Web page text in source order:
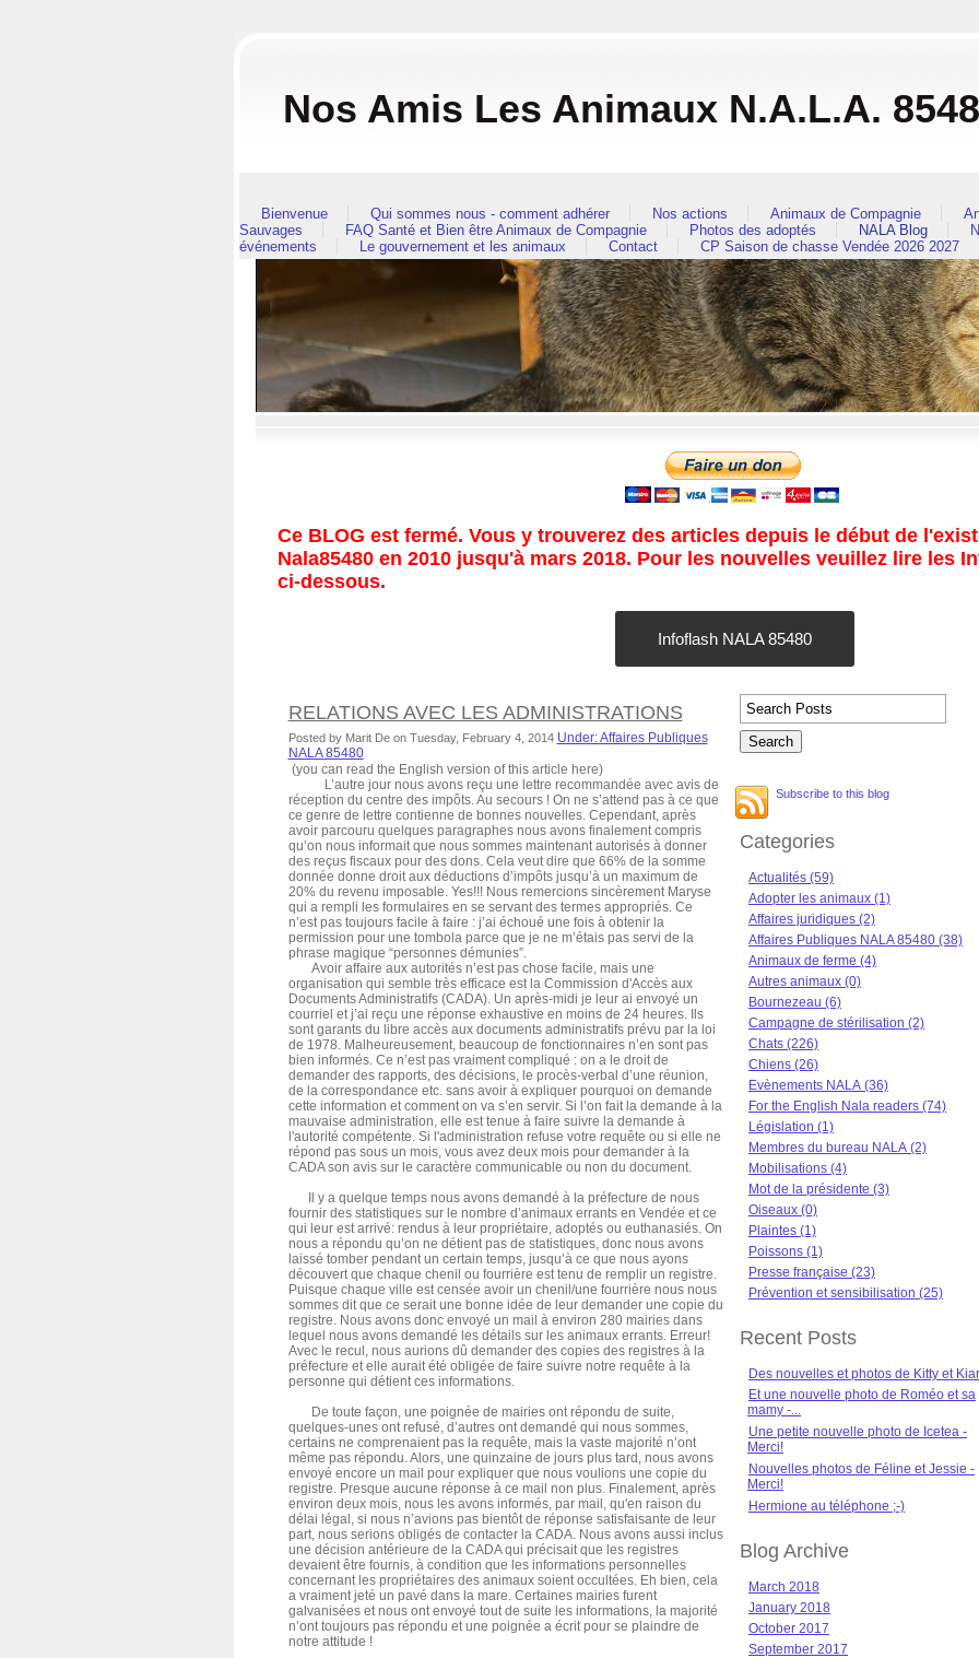
Nos Amis Les Animaux N.A.L.A.
Bienvenue Qui sommes nous - comment adhérer Nos actions Animaux de Compagnie
Sauvages
FAQ Santé et Bien être Animaux de Compagnie Photos des adoptés NALA Blog
événements
Le gouvernement et les animaux Contact CP Saison de chasse Vendée 2026 2027
Ce BLOG est fermé. Vous y trouverez des articles depuis le début de
Nala85480 en 2010 jusqu'à mars 2018. Pour les nouvelles veuillez lire les
ci-dessous.
Infoflash NALA 85480
RELATIONS AVEC LES ADMINISTRATIONS
Posted by Marit De on Tuesday, February 4, 2014 Under: Affaires Publiques
NALA 85480
(you can read the English version of this article here)
L’autre jour nous avons reçu une lettre recommandée avec avis de
réception du centre des impôts. Au secours ! On ne s’attend pas à ce que
ce genre de lettre contienne de bonnes nouvelles. Cependant, après
avoir parcouru quelques paragraphes nous avons finalement compris
qu’on nous informait que nous sommes maintenant autorisés à donner
des reçus fiscaux pour des dons. Cela veut dire que 66% de la somme
donnée donne droit aux déductions d’impôts jusqu’à un maximum de
20% du revenu imposable. Yes!!! Nous remercions sincèrement Maryse
qui a rempli les formulaires en se servant des termes appropriés. Ce
n’est pas toujours facile à faire : j’ai échoué une fois à obtenir la
permission pour une tombola parce que je ne m’étais pas servi de la
phrase magique “personnes démunies”.
Avoir affaire aux autorités n’est pas chose facile, mais une
organisation qui semble très efficace est la Commission d'Accès aux
Documents Administratifs (CADA). Un après-midi je leur ai envoyé un
courriel et j’ai reçu une réponse exhaustive en moins de 24 heures. Ils
sont garants du libre accès aux documents administratifs prévu par la loi
de 1978. Malheureusement, beaucoup de fonctionnaires n’en sont pas
bien informés. Ce n’est pas vraiment compliqué : on a le droit de
demander des rapports, des décisions, le procès-verbal d’une réunion,
de la correspondance etc. sans avoir à expliquer pourquoi on demande
cette information et comment on va s’en servir. Si l’on fait la demande à la
mauvaise administration, elle est tenue à faire suivre la demande à
l'autorité compétente. Si l'administration refuse votre requête ou si elle ne
répond pas sous un mois, vous avez deux mois pour demander à la
CADA son avis sur le caractère communicable ou non du document.
Il y a quelque temps nous avons demandé à la préfecture de nous
fournir des statistiques sur le nombre d’animaux errants en Vendée et ce
qui leur est arrivé: rendus à leur propriétaire, adoptés ou euthanasiés. On
nous a répondu qu’on ne détient pas de statistiques, donc nous avons
laissé tomber pendant un certain temps, jusqu’à ce que nous ayons
découvert que chaque chenil ou fourrière est tenu de remplir un registre.
Puisque chaque ville est censée avoir un chenil/une fourrière nous nous
sommes dit que ce serait une bonne idée de leur demander une copie du
registre. Nous avons donc envoyé un mail à environ 280 mairies dans
lequel nous avons demandé les détails sur les animaux errants. Erreur!
Avec le recul, nous aurions dû demander des copies des registres à la
préfecture et elle aurait été obligée de faire suivre notre requête à la
personne qui détient ces informations.
De toute façon, une poignée de mairies ont répondu de suite,
quelques-unes ont refusé, d’autres ont demandé qui nous sommes,
certains ne comprenaient pas la requête, mais la vaste majorité n’ont
même pas répondu. Alors, une quinzaine de jours plus tard, nous avons
envoyé encore un mail pour expliquer que nous voulions une copie du
registre. Presque aucune réponse à ce mail non plus. Finalement, après
environ deux mois, nous les avons informés, par mail, qu'en raison du
délai légal, si nous n’avions pas bientôt de réponse satisfaisante de leur
part, nous serions obligés de contacter la CADA. Nous avons aussi inclus
une décision antérieure de la CADA qui précisait que les registres
devaient être fournis, à condition que les informations personnelles
concernant les propriétaires des animaux soient occultées. Eh bien, cela
a vraiment jeté un pavé dans la mare. Certaines mairies furent
galvanisées et nous ont envoyé tout de suite les informations, la majorité
n’ont toujours pas répondu et une poignée a écrit pour se plaindre de
notre attitude !
Subscribe to this blog
Categories
Actualités (59)
Adopter les animaux (1)
Affaires juridiques (2)
Affaires Publiques NALA 85480 (38)
Animaux de ferme (4)
Autres animaux (0)
Bournezeau (6)
Campagne de stérilisation (2)
Chats (226)
Chiens (26)
Evènements NALA (36)
For the English Nala readers (74)
Législation (1)
Membres du bureau NALA (2)
Mobilisations (4)
Mot de la présidente (3)
Oiseaux (0)
Plaintes (1)
Poissons (1)
Presse française (23)
Prévention et sensibilisation (25)
Recent Posts
Des nouvelles et photos de Kitty et
Et une nouvelle photo de Roméo et sa
mamy -...
Une petite nouvelle photo de Icetea -
Merci!
Nouvelles photos de Féline et Jessie -
Merci!
Hermione au téléphone ;-)
Blog Archive
March 2018
January 2018
October 2017
September 2017